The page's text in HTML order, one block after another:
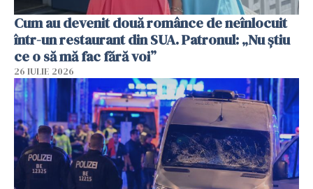
Cum au devenit două românce de neînlocuit
într-un restaurant din SUA. Patronul: „Nu știu
ce o să mă fac fără voi”
26 IULIE 2026